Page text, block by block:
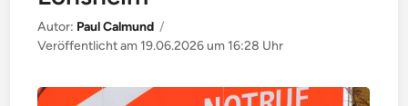
Autor: Paul Calmund /
Veröffentlicht am19.06.2026 um 16:28 Uhr